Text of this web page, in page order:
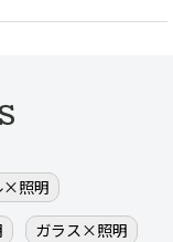
×照明
ガラス×照明